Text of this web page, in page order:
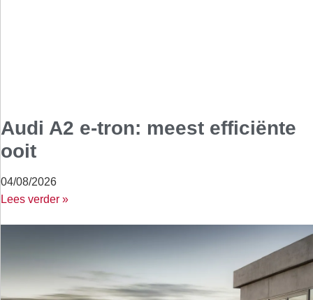
Audi A2 e-tron: meest efficiënte
ooit
04/08/2026
Lees verder »